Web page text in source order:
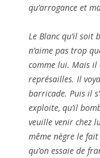
qu’arrogance et
Le Blanc qu’il soit
n’aime pas trop
comme lui. Mais il
représailles. Il
barricade. Puis il
exploite, qu’il
veuille venir chez
même nègre le
qu’on essaie de